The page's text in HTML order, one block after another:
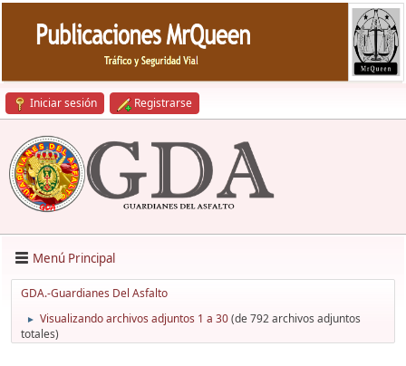
Iniciar sesión Registrarse
Menú Principal
GDA.-Guardianes Del Asfalto
► Visualizando archivos adjuntos 1 a 30(de 792 archivos adjuntos
totales)